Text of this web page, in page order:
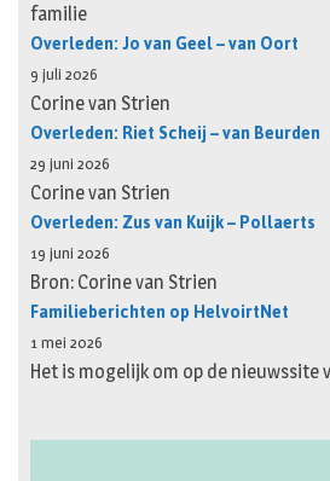
familie
Overleden: Jo van Geel – van Oort
9 juli 2026
Corine van Strien
Overleden: Riet Scheij – van Beurden
29 juni 2026
Corine van Strien
Overleden: Zus van Kuijk – Pollaerts
19 juni 2026
Bron: Corine van Strien
Familieberichten op HelvoirtNet
1 mei 2026
Het is mogelijk om op de nieuwssite